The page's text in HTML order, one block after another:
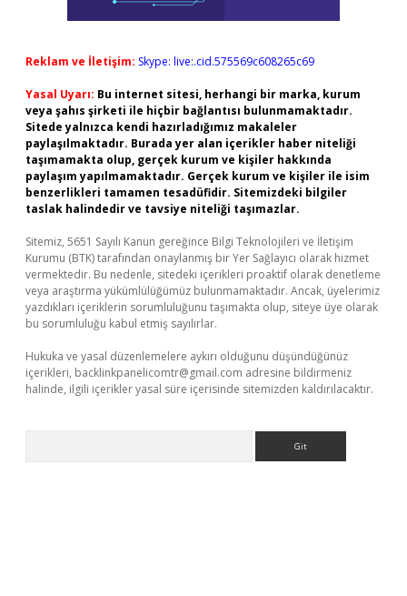
Reklam ve İletişim: Skype: live:.cid.575569c608265c69
Yasal Uyarı: Bu internet sitesi, herhangi bir marka, kurum
veya şahıs şirketi ile hiçbir bağlantısı bulunmamaktadır.
Sitede yalnızca kendi hazırladığımız makaleler
paylaşılmaktadır. Burada yer alan içerikler haber niteliği
taşımamakta olup, gerçek kurum ve kişiler hakkında
paylaşım yapılmamaktadır. Gerçek kurum ve kişiler ile isim
benzerlikleri tamamen tesadüfidir. Sitemizdeki bilgiler
taslak halindedir ve tavsiye niteliği taşımazlar.
Sitemiz, 5651 Sayılı Kanun gereğince Bilgi Teknolojileri ve İletişim
Kurumu (BTK) tarafından onaylanmış bir Yer Sağlayıcı olarak hizmet
vermektedir. Bu nedenle, sitedeki içerikleri proaktif olarak denetleme
veya araştırma yükümlülüğümüz bulunmamaktadır. Ancak, üyelerimiz
yazdıkları içeriklerin sorumluluğunu taşımakta olup, siteye üye olarak
bu sorumluluğu kabul etmiş sayılırlar.
Hukuka ve yasal düzenlemelere aykırı olduğunu düşündüğünüz
içerikleri, backlinkpanelicomtr@gmail.com adresine bildirmeniz
halinde, ilgili içerikler yasal süre içerisinde sitemizden kaldırılacaktır.